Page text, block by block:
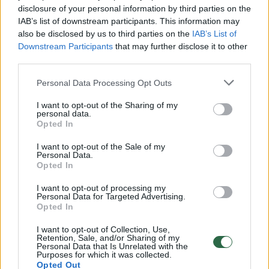
disclosure of your personal information by third parties on the
IAB’s list of downstream participants. This information may
also be disclosed by us to third parties on the IAB’s List of
Downstream Participants that may further disclose it to other
Personal Data Processing Opt Outs
I want to opt-out of the Sharing of my
personal data.
Opted In
I want to opt-out of the Sale of my
Personal Data.
Opted In
I want to opt-out of processing my
Personal Data for Targeted Advertising.
Opted In
I want to opt-out of Collection, Use,
Retention, Sale, and/or Sharing of my
Personal Data that Is Unrelated with the
Purposes for which it was collected.
Opted Out
00:00:30
Vaizdai iš tragiškos avarijos Vilniaus r.: dviejų moterų ir
vaiko gyvybių išgelbėti nepavyko
00:00:57
Savaitės vidurys nusimato karštas: temperatūra kils iki
32 laipsnių šilumos
Žinios | Orai
Nufilmavo, kaip patvino Vilniaus Vakarinis aplinkkelis:
vaizdas pribloškia
Avarija Vilniuje: į stotelę įsirėžęs automobilis sužalojo